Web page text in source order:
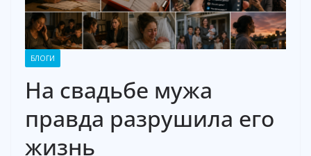
БЛОГИ
На свадьбе мужа
правда разрушила его
жизнь